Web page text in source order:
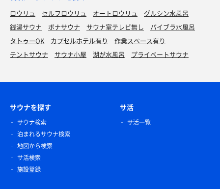
ロウリュ セルフロウリュ オートロウリュ
グルシン水風呂
銭湯サウナ
ボナサウナ サウナ室テレビ無し
バイブラ水風呂
タトゥーOK
カプセルホテル有り
作業スペース有り
テントサウナ
サウナ小屋 湖が水風呂 プライベートサウナ
サウナを探す
サウナ検索
泊まれるサウナ検索
地図から検索
サ活検索
施設登録
サ活
サ活一覧